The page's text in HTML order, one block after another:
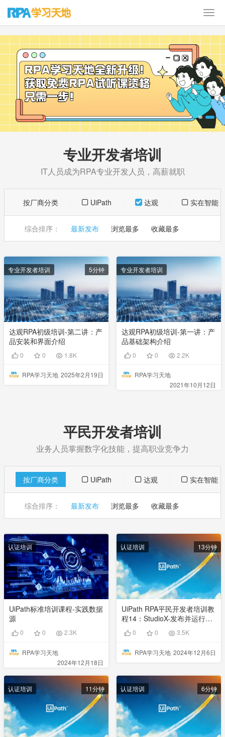
专业开发者培训
IT人员成为RPA专业开发人员，高薪就职
按厂商分类 UiPath 达观 实在智能
综合排序： 最新发布 浏览最多 收藏最多
专业开发者培训 5分钟
达观RPA初级培训-第二讲：产
品安装和界面介绍
0 0 1.8K
RPA学习天地 2025年2月19日
专业开发者培训
达观RPA初级培训-第一讲：产
品基础架构介绍
0 0 2.2K
RPA学习天地
2021年10月12日
平民开发者培训
业务人员掌握数字化技能，提高职业竞争力
按厂商分类 UiPath 达观 实在智能
综合排序： 最新发布 浏览最多 收藏最多
认证培训
UiPath标准培训课程-实践数据
源
0 0 2.3K
RPA学习天地
2024年12月18日
认证培训 13分钟
UiPath RPA平民开发者培训教
程14：StudioX-发布并运行自
动化0 0 3.5K
RPA学习天地 2024年12月6日
认证培训 11分钟 认证培训 6分钟